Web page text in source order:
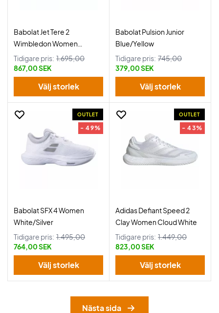
Babolat Jet Tere 2
Wimbledon Women
White/Blue Navy
Tidigare pris: 1.695,00
867,00 SEK
Välj storlek
Babolat Pulsion Junior
Blue/Yellow
Tidigare pris: 745,00
379,00 SEK
Välj storlek
OUTLET
- 49%
Babolat SFX 4 Women
White/Silver
Tidigare pris: 1.495,00
764,00 SEK
Välj storlek
OUTLET
- 43%
Adidas Defiant Speed 2
Clay Women Cloud White
Tidigare pris: 1.449,00
823,00 SEK
Välj storlek
Nästa sida